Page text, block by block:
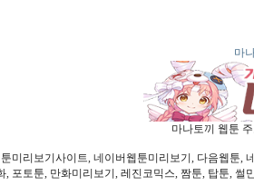
마
마나토끼 웹툰
미리보기사이트, 네이버웹툰미리보기, 다음웹툰,
, 포토툰, 만화미리보기, 레진코믹스, 짬툰, 탑툰, 썰